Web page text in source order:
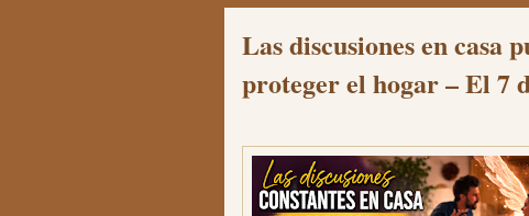
Las discusiones en casa
proteger el hogar – El 7